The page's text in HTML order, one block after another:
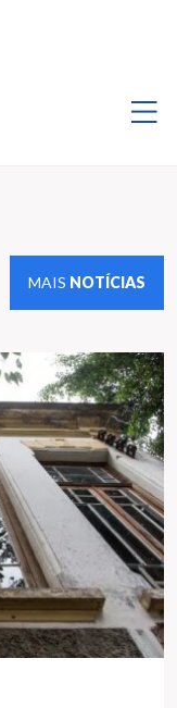
MAIS NOTÍCIAS